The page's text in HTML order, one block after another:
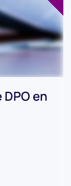
en